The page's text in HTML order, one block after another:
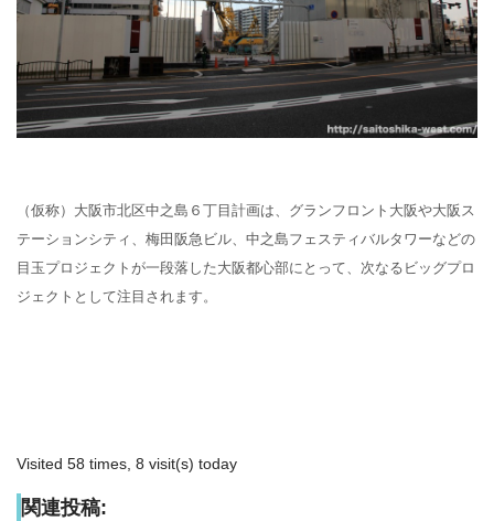
（仮称）大阪市北区中之島６丁目計画は、グランフロント大阪や大阪ス
テーションシティ、梅田阪急ビル、中之島フェスティバルタワーなどの
目玉プロジェクトが一段落した大阪都心部にとって、次なるビッグプロ
ジェクトとして注目されます。
Visited 58 times, 8 visit(s) today
関連投稿: